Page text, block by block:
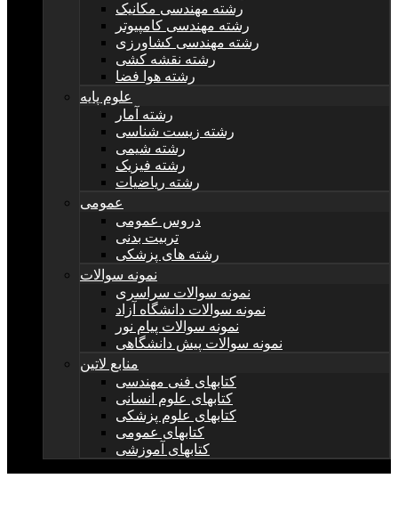
رشته مهندسی مکانیک
رشته مهندسی کامپیوتر
رشته مهندسی کشاورزی
رشته نقشه کشی
رشته هوا فضا
علوم پایه
رشته آمار
رشته زیست شناسی
رشته شیمی
رشته فیزیک
رشته ریاضیات
عمومی
دروس عمومی
تربیت بدنی
رشته های پزشکی
نمونه سوالات
نمونه سوالات سراسری
نمونه سوالات دانشگاه آزاد
نمونه سوالات پیام نور
نمونه سوالات پیش دانشگاهی
منابع لاتین
کتابهای فنی مهندسی
کتابهای علوم انسانی
کتابهای علوم پزشکی
کتابهای عمومی
کتابهای آموزشی